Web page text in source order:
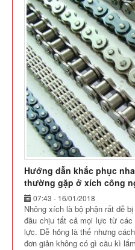
Hướng dẫn khắc phục
thường gặp ở xích công
07:43 - 16/01/2018
Nhông xích là bộ phận rất dễ
đầu chịu tất cả mọi lực từ
lực. Dễ hỏng là thế nhưng
đơn giản không có gì cầu kì